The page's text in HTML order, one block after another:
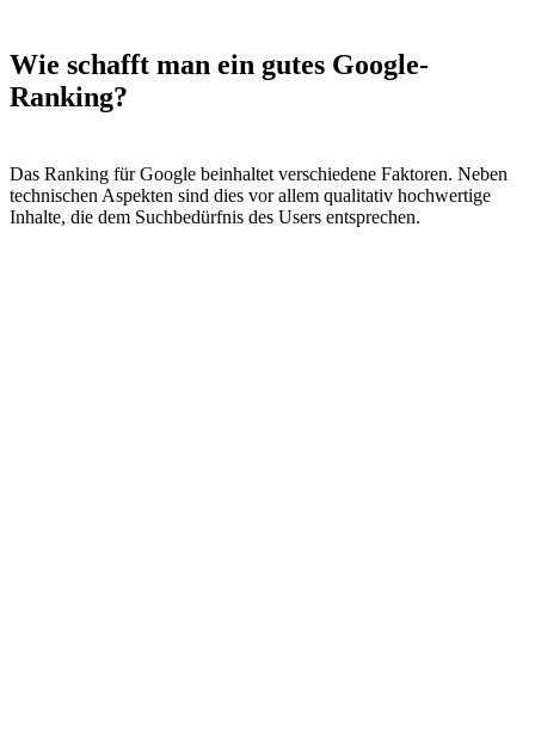
Wie schafft man ein gutes Google-
Ranking?
Das Ranking für Google beinhaltet verschiedene Faktoren. Neben
technischen Aspekten sind dies vor allem qualitativ hochwertige
Inhalte, die dem Suchbedürfnis des Users entsprechen.